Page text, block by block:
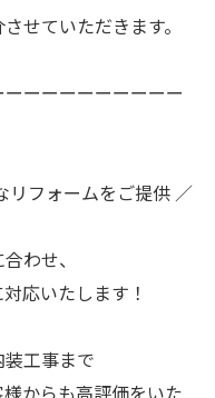
せていただきます。
ーーーーーーーーー
リフォームをご提供 ／
わせ、
応いたします！
工事まで
からも高評価をいた